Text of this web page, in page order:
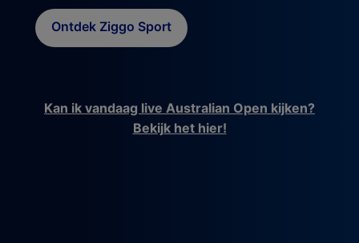
Ontdek Ziggo Sport
Kan ik vandaag live Australian Open kijken?
Bekijk het hier!